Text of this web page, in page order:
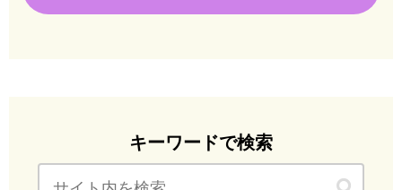
キーワードで検索